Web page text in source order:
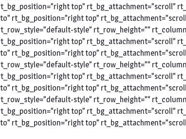
top” rt_bg_attachment=”scroll”
rt_bg_position=”right top”
style” rt_row_height=””
top” rt_bg_attachment=”scroll”
rt_bg_position=”right top”
style” rt_row_height=””
top” rt_bg_attachment=”scroll”
rt_bg_position=”right top”
style” rt_row_height=””
top” rt_bg_attachment=”scroll”
rt_bg_position=”right top”